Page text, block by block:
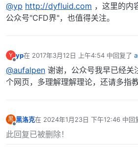
@yp http://dyfluid.com ，这里的内
公众号"CFD界"，也值得关注。
Y yp在 2017年3月12日 上午4:54 中回复了
最后由 编辑
@aufalpen 谢谢，公众号我早已经
个网页，多理解理解理论，还请多指
黒
离线
黒洛克在 2024年1月23日 下午12:46 中回
最后由 编辑
此回复已被删除！